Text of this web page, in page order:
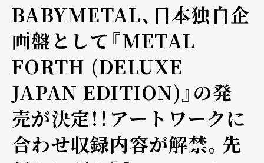
BABYMETAL、日本独自企
画盤として『METAL
FORTH (DELUXE
JAPAN EDITION)』の発
売が決定！！アートワークに
合わせ収録内容が解禁。先